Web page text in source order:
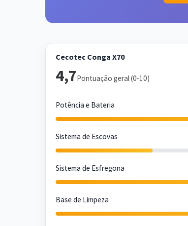
Cecotec Conga X70
4,7Pontuação geral (0-10)
Potência e Bateria
Sistema de Escovas
Sistema de Esfregona
Base de Limpeza